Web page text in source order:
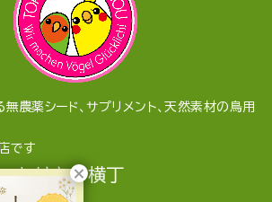
農薬シード、サプリメント、天然素材の鳥用
です
とりきち横丁